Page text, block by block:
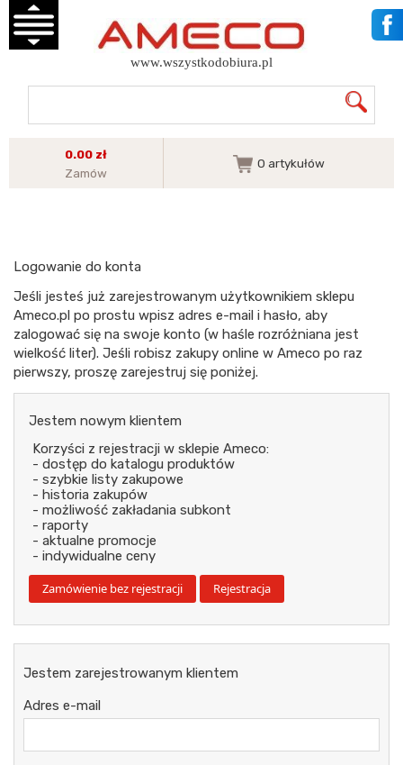
www.wszystkodobiura.pl
0.00 zł
Zamów
0 artykułów
Logowanie do konta
Jeśli jesteś już zarejestrowanym użytkownikiem sklepu
Ameco.pl po prostu wpisz adres e-mail i hasło, aby
zalogować się na swoje konto (w haśle rozróżniana jest
wielkość liter). Jeśli robisz zakupy online w Ameco po raz
pierwszy, proszę zarejestruj się poniżej.
Jestem nowym klientem
Korzyści z rejestracji w sklepie Ameco:
- dostęp do katalogu produktów
- szybkie listy zakupowe
- historia zakupów
- możliwość zakładania subkont
- raporty
- aktualne promocje
- indywidualne ceny
Jestem zarejestrowanym klientem
Adres e-mail